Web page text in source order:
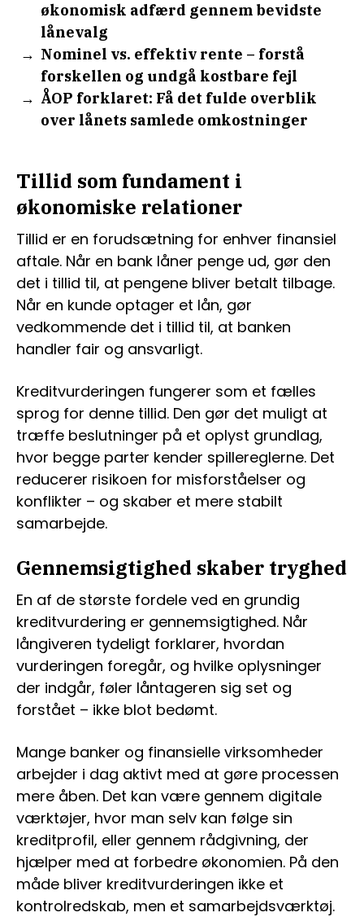
økonomisk adfærd gennem bevidste
lånevalg
Nominel vs. effektiv rente – forstå
forskellen og undgå kostbare fejl
ÅOP forklaret: Få det fulde overblik
over lånets samlede omkostninger
Tillid som fundament i
økonomiske relationer
Tillid er en forudsætning for enhver finansiel
aftale. Når en bank låner penge ud, gør den
det i tillid til, at pengene bliver betalt tilbage.
Når en kunde optager et lån, gør
vedkommende det i tillid til, at banken
handler fair og ansvarligt.
Kreditvurderingen fungerer som et fælles
sprog for denne tillid. Den gør det muligt at
træffe beslutninger på et oplyst grundlag,
hvor begge parter kender spillereglerne. Det
reducerer risikoen for misforståelser og
konflikter – og skaber et mere stabilt
samarbejde.
Gennemsigtighed skaber tryghed
En af de største fordele ved en grundig
kreditvurdering er gennemsigtighed. Når
långiveren tydeligt forklarer, hvordan
vurderingen foregår, og hvilke oplysninger
der indgår, føler låntageren sig set og
forstået – ikke blot bedømt.
Mange banker og finansielle virksomheder
arbejder i dag aktivt med at gøre processen
mere åben. Det kan være gennem digitale
værktøjer, hvor man selv kan følge sin
kreditprofil, eller gennem rådgivning, der
hjælper med at forbedre økonomien. På den
måde bliver kreditvurderingen ikke et
kontrolredskab, men et samarbejdsværktøj.